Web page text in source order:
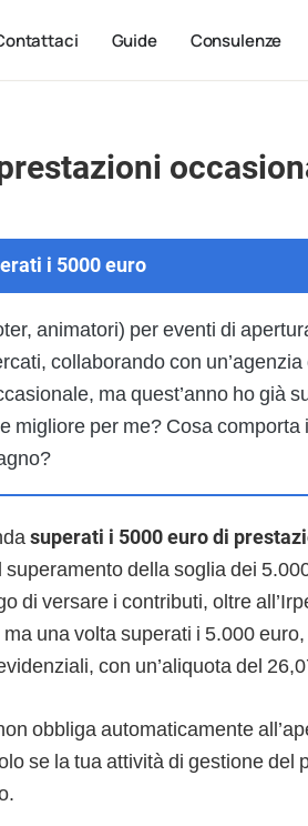
Guide Consulenze
i 5000 euro
animatori) per eventi di
collaborando con un’agenzia
ma quest’anno ho già
migliore per me? Cosa comporta
superati i 5000 euro di
superamento della soglia dei
di versare i contributi, oltre
una volta superati i 5.000
con un’aliquota del
obbliga automaticamente
se la tua attività di gestione del